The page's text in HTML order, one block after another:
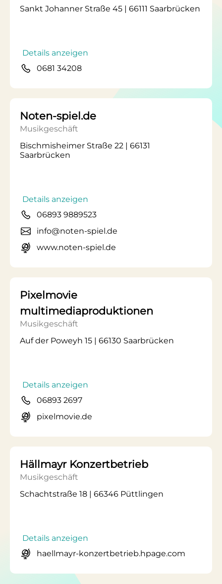
Sankt Johanner Straße 45 | 66111 Saarbrücken
Details anzeigen
0681 34208
Noten-spiel.de
Musikgeschäft
Bischmisheimer Straße 22 | 66131
Saarbrücken
Details anzeigen
06893 9889523
info@noten-spiel.de
www.noten-spiel.de
Pixelmovie
multimediaproduktionen
Musikgeschäft
Auf der Poweyh 15 | 66130 Saarbrücken
Details anzeigen
06893 2697
pixelmovie.de
Hällmayr Konzertbetrieb
Musikgeschäft
Schachtstraße 18 | 66346 Püttlingen
Details anzeigen
haellmayr-konzertbetrieb.hpage.com